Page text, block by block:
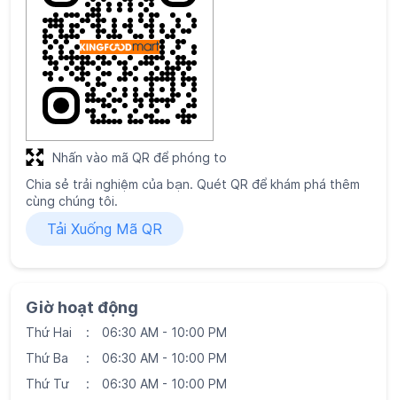
Chia sẻ trải nghiệm của bạn. Quét QR để khám phá thêm
cùng chúng tôi.
Tải Xuống Mã QR
Nhấn vào mã QR để phóng to
Giờ hoạt động
Thứ Hai
06:30 AM - 10:00 PM
Thứ Ba
06:30 AM - 10:00 PM
Thứ Tư
06:30 AM - 10:00 PM